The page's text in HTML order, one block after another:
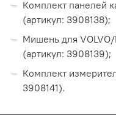
Комплект панелей
(артикул: 3908138);
Мишень для VOLVO/
(артикул: 3908139);
Комплект
3908141).